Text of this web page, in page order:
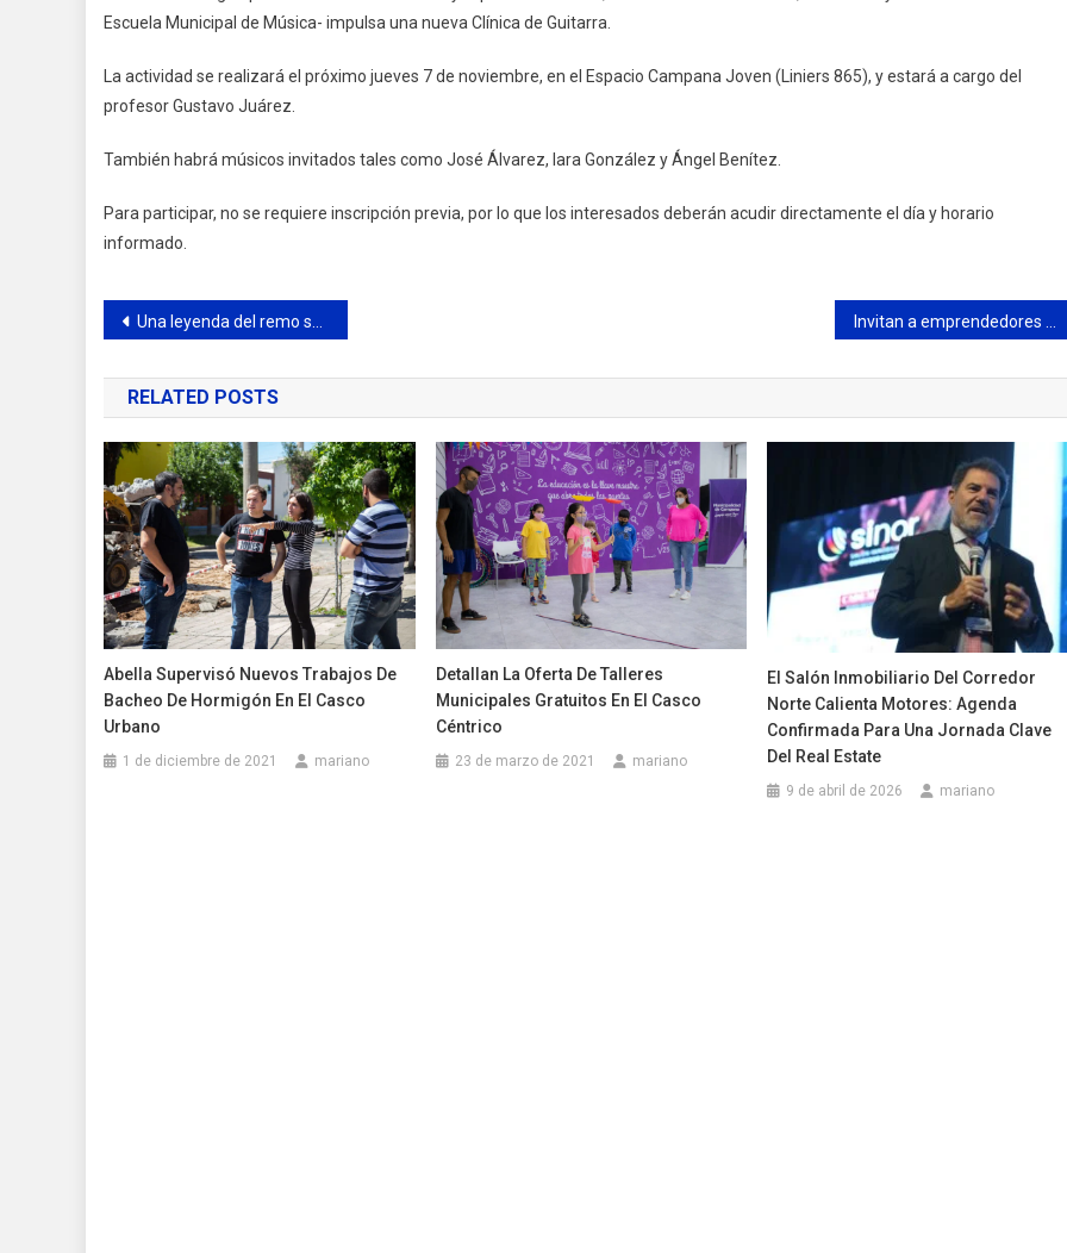
Escuela Municipal de Música- impulsa una nueva Clínica de Guitarra.
La actividad se realizará el próximo jueves 7 de noviembre, en el Espacio Campana Joven (Liniers 865), y estará a cargo del
profesor Gustavo Juárez.
También habrá músicos invitados tales como José Álvarez, Iara González y Ángel Benítez.
Para participar, no se requiere inscripción previa, por lo que los interesados deberán acudir directamente el día y horario
informado.
Navegación
de
entradas
Una leyenda del remo se suma al CBC
RELATED POSTS
Abella Supervisó Nuevos Trabajos De
Bacheo De Hormigón En El Casco
Urbano
1 de diciembre de 2021 mariano
Detallan La Oferta De Talleres
Municipales Gratuitos En El Casco
Céntrico
23 de marzo de 2021 mariano
El Salón Inmobiliario Del Corredor
Norte Calienta Motores: Agenda
Confirmada Para Una Jornada Clave
Del Real Estate
9 de abril de 2026 mariano